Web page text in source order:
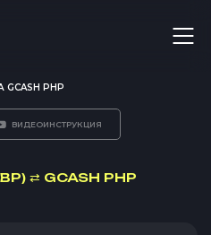
PHP
ВИДЕОИНСТРУКЦИЯ
⇄ GCASH PHP